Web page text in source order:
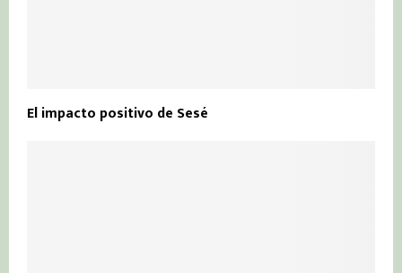
El impacto positivo de Sesé